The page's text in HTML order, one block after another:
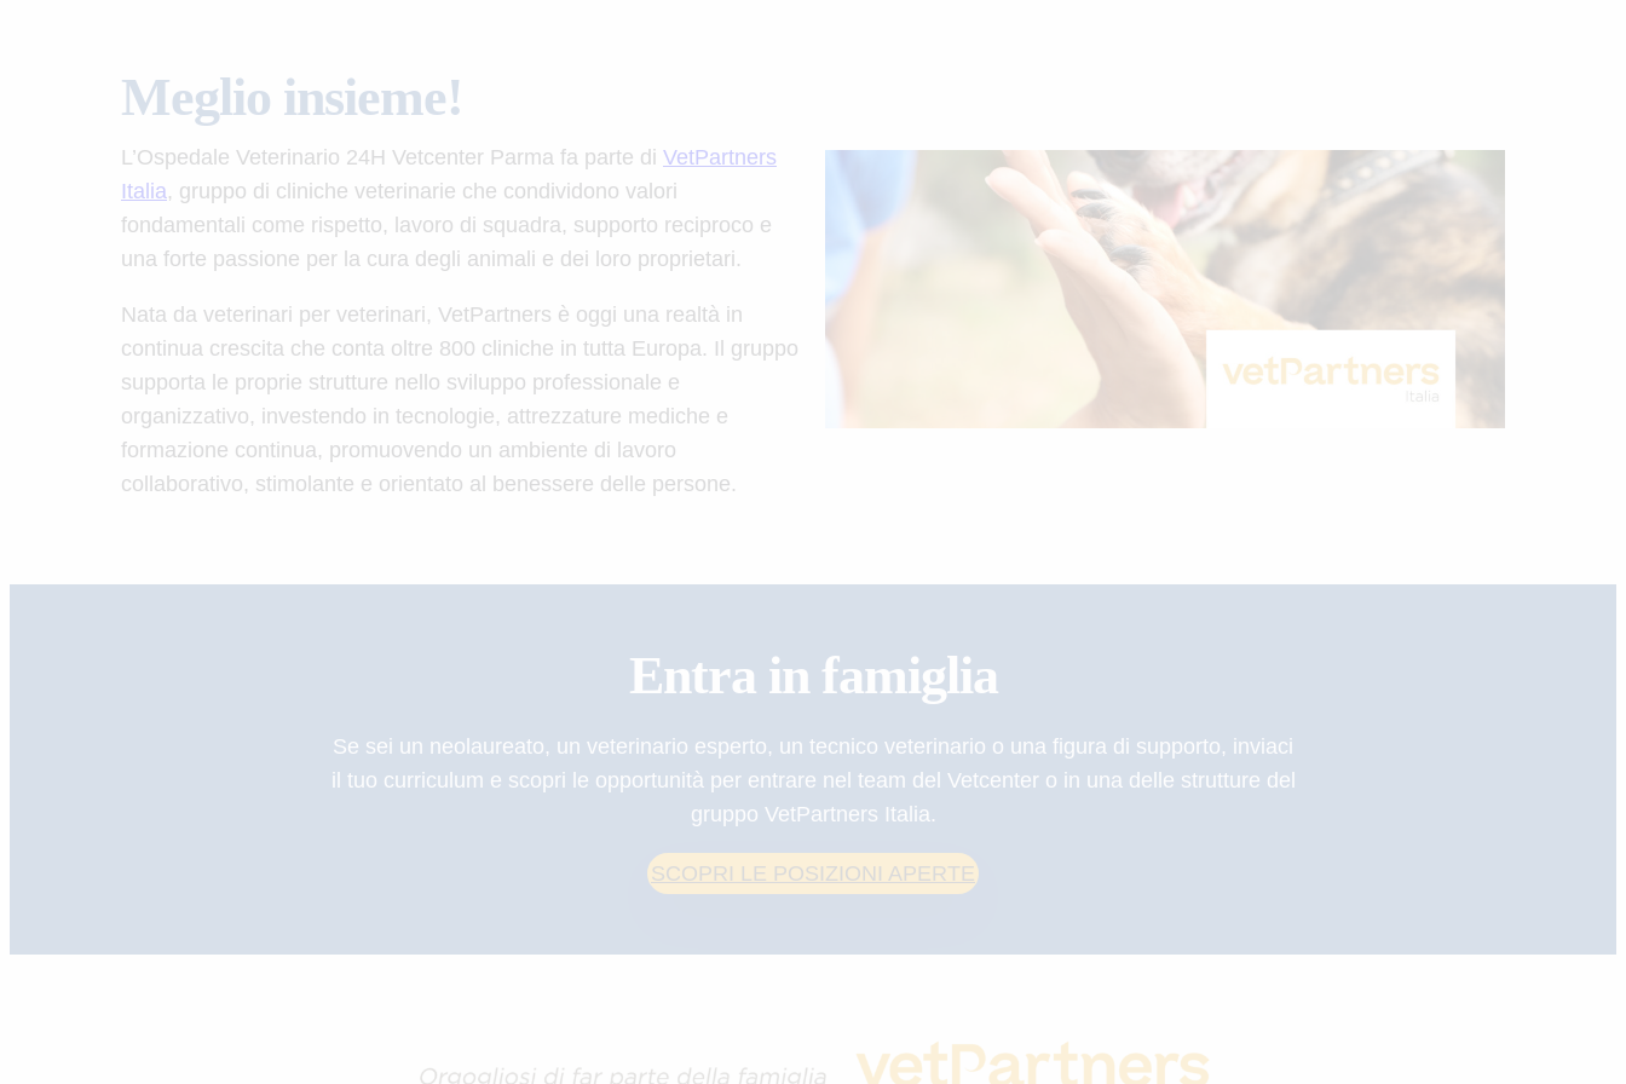
Meglio insieme!
L’Ospedale Veterinario 24H Vetcenter Parma fa parte di VetPartners
Italia, gruppo di cliniche veterinarie che condividono valori
fondamentali come rispetto, lavoro di squadra, supporto reciproco e
una forte passione per la cura degli animali e dei loro proprietari.
Nata da veterinari per veterinari, VetPartners è oggi una realtà in
continua crescita che conta oltre 800 cliniche in tutta Europa. Il gruppo
supporta le proprie strutture nello sviluppo professionale e
organizzativo, investendo in tecnologie, attrezzature mediche e
formazione continua, promuovendo un ambiente di lavoro
collaborativo, stimolante e orientato al benessere delle persone.
Entra in famiglia
Se sei un neolaureato, un veterinario esperto, un tecnico veterinario o una figura di supporto, inviaci
il tuo curriculum e scopri le opportunità per entrare nel team del Vetcenter o in una delle strutture del
gruppo VetPartners Italia.
SCOPRI LE POSIZIONI APERTE